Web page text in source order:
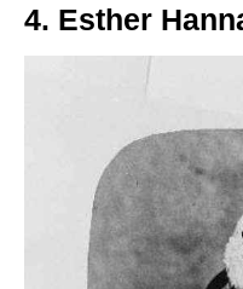
4. Esther